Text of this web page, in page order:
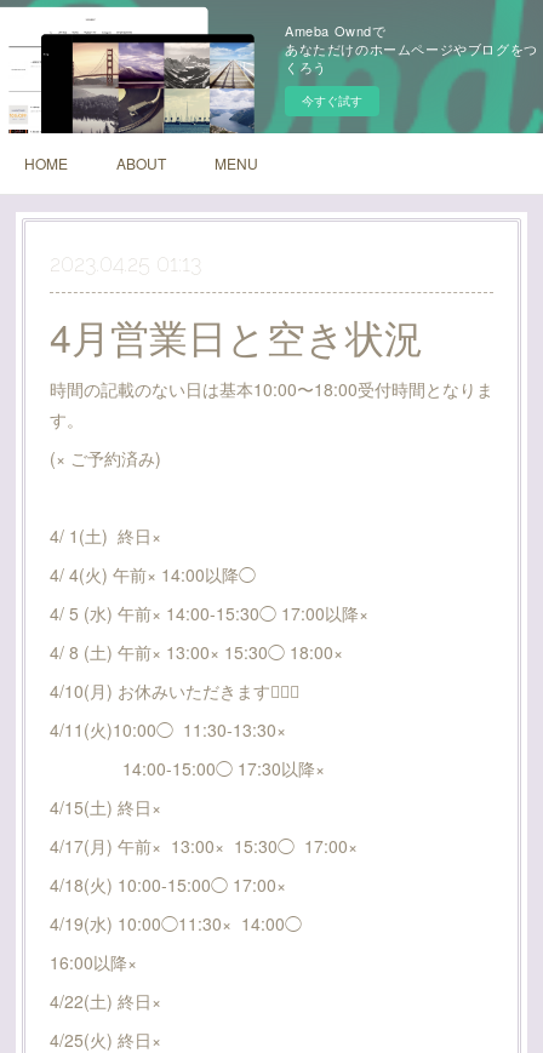
Ameba Owndで
あなただけのホームページやブログをつ
くろう
今すぐ試す
HOME ABOUT MENU
2023.04.25 01:13
4月営業日と空き状況
時間の記載のない日は基本10:00〜18:00受付時間となりま
す。
(× ご予約済み)
4/ 1(土) 終日×
4/ 4(火) 午前× 14:00以降◯
4/ 5 (水) 午前× 14:00-15:30◯ 17:00以降×
4/ 8 (土) 午前× 13:00× 15:30◯ 18:00×
4/10(月) お休みいただきます🙇🏻‍♀️
4/11(火)10:00◯ 11:30-13:30×
14:00-15:00◯ 17:30以降×
4/15(土) 終日×
4/17(月) 午前× 13:00× 15:30◯ 17:00×
4/18(火) 10:00-15:00◯ 17:00×
4/19(水) 10:00◯11:30× 14:00◯
16:00以降×
4/22(土) 終日×
4/25(火) 終日×